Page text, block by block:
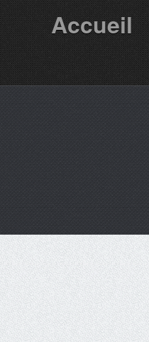
Accueil
Partenaires